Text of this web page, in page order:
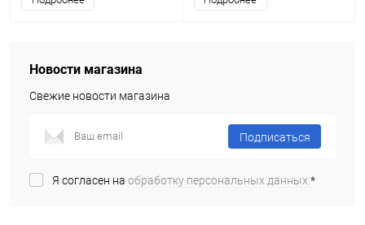
Новости магазина
Свежие новости магазина
Подписаться
Я согласен на обработку персональных данных.*